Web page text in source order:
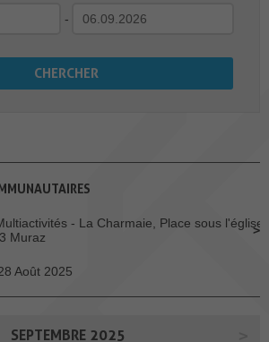
-
- La Charmaie, Place sous l'église
Muraz
Août 2025
SEPTEMBRE 2025